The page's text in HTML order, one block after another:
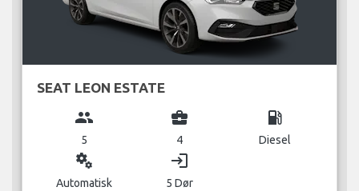
SEAT LEON ESTATE
group
5
business_center
4
local_gas_station
Diesel
miscellaneous_services
Automatisk
login
5 Dør